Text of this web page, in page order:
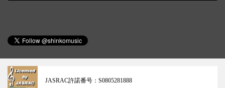
JASRAC許諾番号： S0805281888